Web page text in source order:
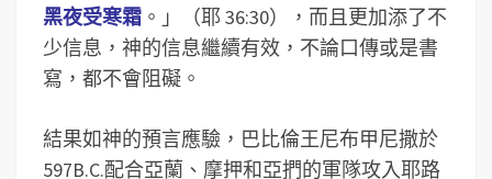
黑夜受寒霜 。」（耶 36:30），而且更加添了不
少信息，神的信息繼續有效，不論口傳或是書
寫，都不會阻礙。
結果如神的預言應驗，巴比倫王尼布甲尼撒於
597B.C.配合亞蘭、摩押和亞捫的軍隊攻入耶路